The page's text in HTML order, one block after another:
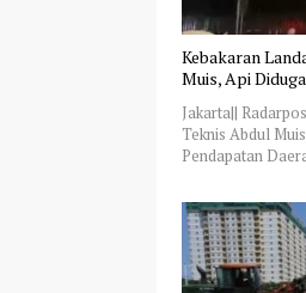
Kebakaran
Muis, Api
Jakarta||
Teknis Abdul
Pendapatan